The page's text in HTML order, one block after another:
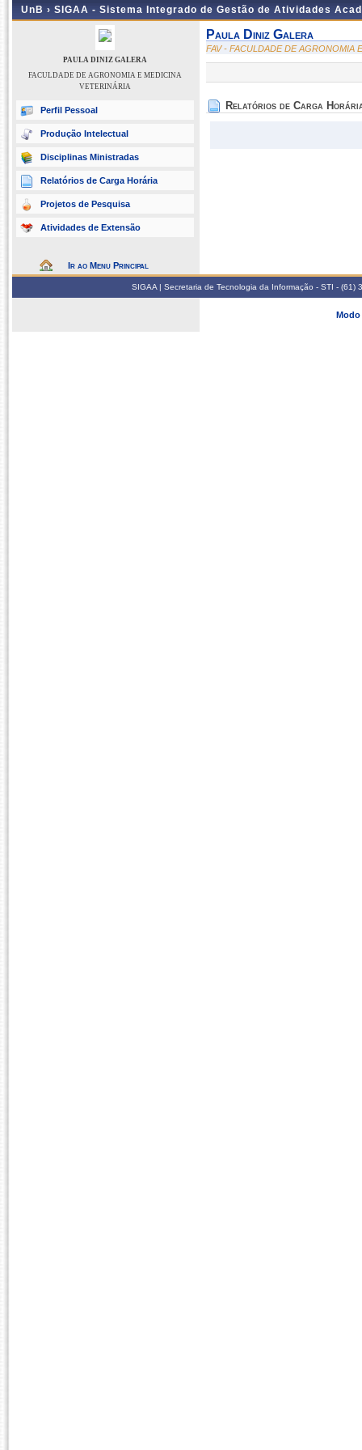
UnB › SIGAA - Sistema Integrado de Gestão de Atividades
PAULA DINIZ GALERA
FACULDADE DE AGRONOMIA E MEDICINA
VETERINÁRIA
Perfil Pessoal
Produção Intelectual
Disciplinas Ministradas
Relatórios de Carga Horária
Projetos de Pesquisa
Atividades de Extensão
Ir ao Menu Principal
Paula Diniz Galera
FAV - FACULDADE DE AGRONOMIA
Relatórios de Carga
SIGAA | Secretaria de Tecnologia da Informação - STI -
Modo